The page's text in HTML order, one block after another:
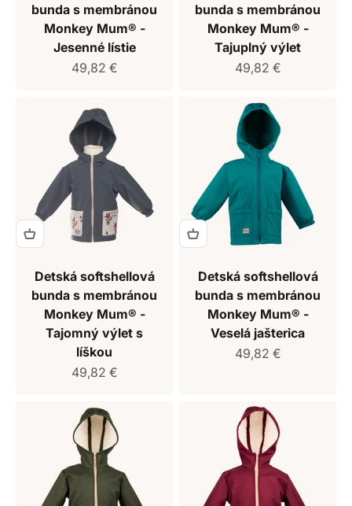
bunda s membránou
Monkey Mum® -
Jesenné lístie
Predajná cena
49,82 €
bunda s membránou
Monkey Mum® -
Tajuplný výlet
Predajná cena
49,82 €
Detská softshellová
bunda s membránou
Monkey Mum® -
Tajomný výlet s
líškou
Predajná cena
49,82 €
Detská softshellová
bunda s membránou
Monkey Mum® -
Veselá jašterica
Predajná cena
49,82 €